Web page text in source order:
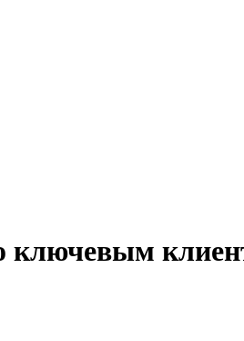
ключевым